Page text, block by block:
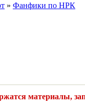
» Фанфики по НРК
материалы,